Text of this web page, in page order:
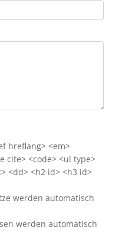
hreflang> <em>
cite> <code> <ul type>
<dd> <h2 id> <h3 id>
werden automatisch
werden automatisch